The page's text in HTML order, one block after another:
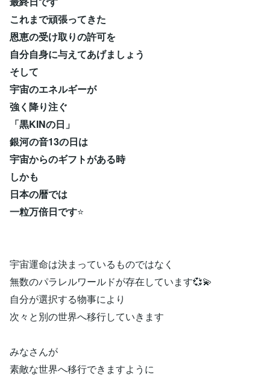
これまで頑張ってきた
恩恵の受け取りの許可を
自分自身に与えてあげましょう
そして
宇宙のエネルギーが
強く降り注ぐ
「黒KINの日」
銀河の音13の日は
宇宙からのギフトがある時
しかも
日本の暦では
一粒万倍日です⭐
宇宙運命は決まっているものではなく
無数のパラレルワールドが存在しています💞💫
自分が選択する物事により
次々と別の世界へ移行していきます
みなさんが
素敵な世界へ移行できますように